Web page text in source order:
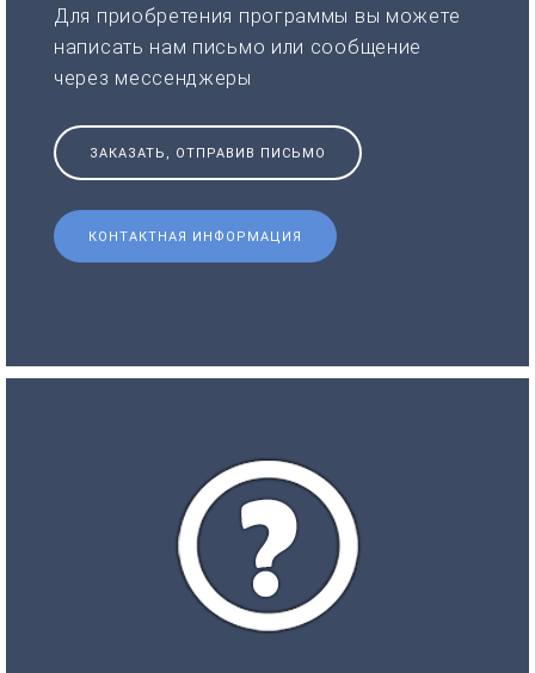
Для приобретения программы вы можете
написать нам письмо или сообщение
через мессенджеры
ЗАКАЗАТЬ, ОТПРАВИВ ПИСЬМО
КОНТАКТНАЯ ИНФОРМАЦИЯ